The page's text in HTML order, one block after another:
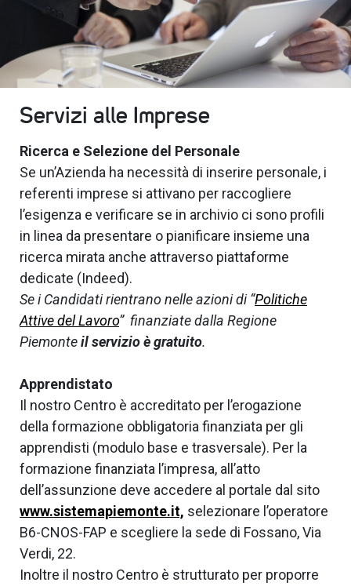
Servizi alle Imprese
Ricerca e Selezione del Personale
Se un’Azienda ha necessità di inserire personale, i
referenti imprese si attivano per raccogliere
l’esigenza e verificare se in archivio ci sono profili
in linea da presentare o pianificare insieme una
ricerca mirata anche attraverso piattaforme
dedicate (Indeed).
Se i Candidati rientrano nelle azioni di “Politiche
Attive del Lavoro” finanziate dalla Regione
Piemonteil servizio è gratuito.
Apprendistato
Il nostro Centro è accreditato per l’erogazione
della formazione obbligatoria finanziata per gli
apprendisti (modulo base e trasversale). Per la
formazione finanziata l’impresa, all’atto
dell’assunzione deve accedere al portale dal sito
www.sistemapiemonte.it, selezionare l’operatore
B6-CNOS-FAP e scegliere la sede di Fossano, Via
Verdi, 22.
Inoltre il nostro Centro è strutturato per proporre